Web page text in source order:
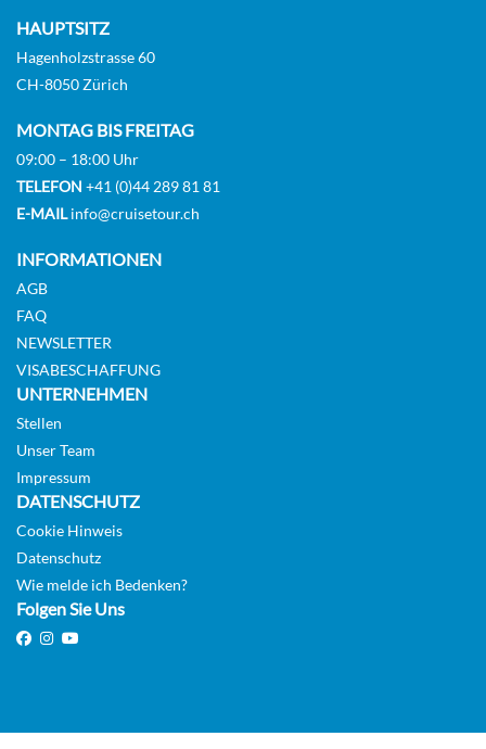
HAUPTSITZ
Hagenholzstrasse 60
CH-8050 Zürich
MONTAG BIS FREITAG
09:00 – 18:00 Uhr
TELEFON +41 (0)44 289 81 81
E-MAILinfo@cruisetour.ch
INFORMATIONEN
AGB
FAQ
NEWSLETTER
VISABESCHAFFUNG
UNTERNEHMEN
Stellen
Unser Team
Impressum
DATENSCHUTZ
Cookie Hinweis
Datenschutz
Wie melde ich Bedenken?
Folgen Sie Uns